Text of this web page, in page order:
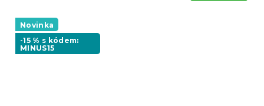
Novinka
-15 % s kódem:
MINUS15